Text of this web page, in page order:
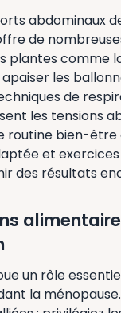
abdominaux
de
plantes comme
les
de
les tensions
routine bien-
et
des résultats
un rôle
la